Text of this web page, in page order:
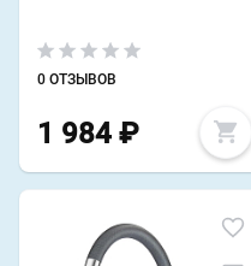
0 ОТЗЫВОВ
1 984 ₽